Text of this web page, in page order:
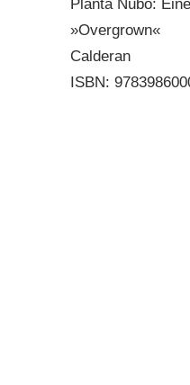
Planta Nubo:
»Overgrown«
Calderan
ISBN: